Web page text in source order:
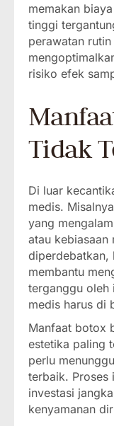
memakan
tinggi
perawatan
risiko efek
Tidak
Di luar
medis.
yang
atau kebiasaan
diperdebatkan,
membantu
terganggu oleh
medis harus di
Manfaat botox
estetika paling
perlu
terbaik. Proses
investasi
kenyamanan